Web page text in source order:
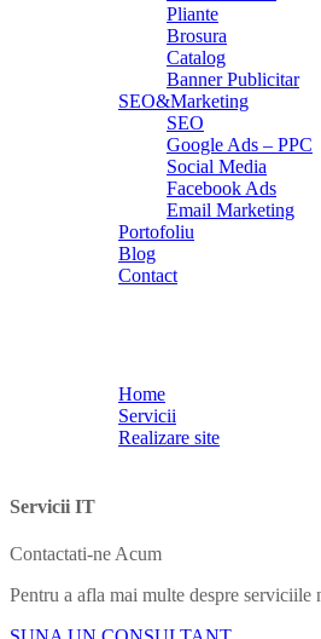
Pliante
Brosura
Catalog
Banner Publicitar
SEO&Marketing
SEO
Google Ads – PPC
Social Media
Facebook Ads
Email Marketing
Portofoliu
Blog
Contact
Home
Servicii
Realizare site
Servicii IT
Contactati-ne Acum
Pentru a afla mai multe despre serviciile